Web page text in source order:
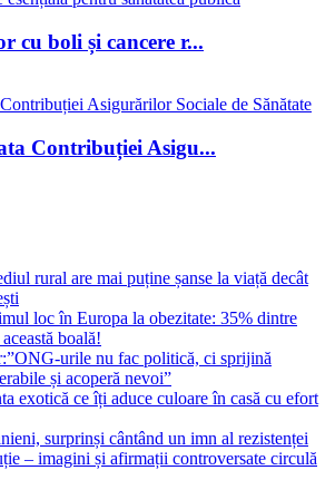
cu boli și cancere r...
Contribuției Asigu...
rural are mai puține șanse la viață decât
loc în Europa la obezitate: 35% dintre
boală!
urile nu fac politică, ci sprijină
și acoperă nevoi”
exotică ce îți aduce culoare în casă cu efort
surprinși cântând un imn al rezistenței
– imagini și afirmații controversate circulă